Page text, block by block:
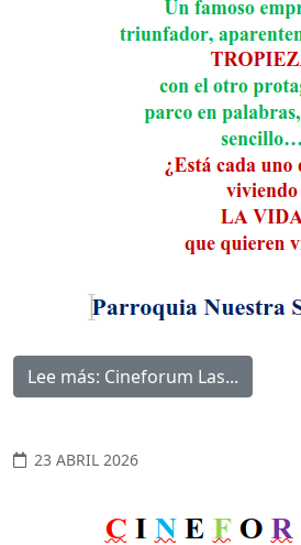
Lee más: Cineforum Las...
23 ABRIL 2026